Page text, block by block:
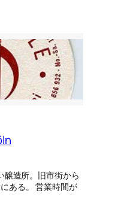
醸造所。旧市街から
ある。 営業時間が